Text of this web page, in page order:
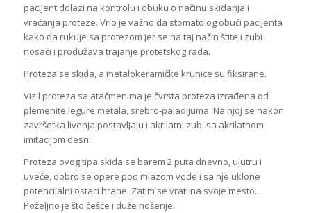
pacijent dolazi na kontrolu i obuku o načinu skidanja i
vraćanja proteze. Vrlo je važno da stomatolog obuči pacijenta
kako da rukuje sa protezom jer se na taj način štite i zubi
nosači i produžava trajanje protetskog rada.
Proteza se skida, a metalokeramičke krunice su fiksirane.
Vizil proteza sa atačmenima je čvrsta proteza izrađena od
plemenite legure metala, srebro-paladijuma. Na njoj se nakon
završetka livenja postavljaju i akrilatni zubi sa akrilatnom
imitacijom desni.
Proteza ovog tipa skida se barem 2 puta dnevno, ujutru i
uveče, dobro se opere pod mlazom vode i sa nje uklone
potencijalni ostaci hrane. Zatim se vrati na svoje mesto.
Poželjno je što češće i duže nošenje.